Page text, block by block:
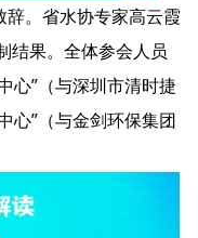
。省水协专家高云霞
结果。全体参会人员
心”（与深圳市清时捷
心”（与金剑环保集团